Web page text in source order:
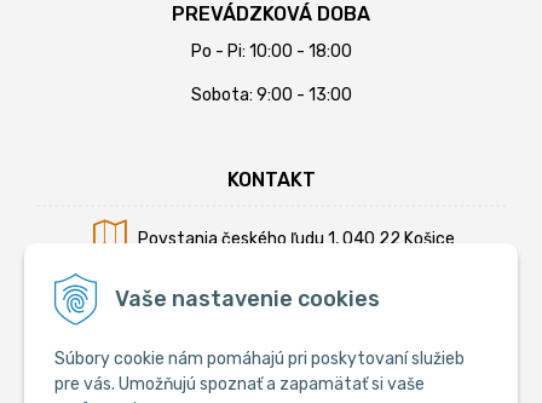
Vaše nastavenie cookies
Súbory cookie nám pomáhajú pri poskytovaní služieb
pre vás. Umožňujú spoznať a zapamätať si vaše
PREVÁDZKOVÁ DOBA
Po - Pi: 10:00 - 18:00
Sobota: 9:00 - 13:00
KONTAKT
Povstania českého ľudu 1, 040 22 Košice
Mobil:+421 902 794 355
E-mail:info@krmiva.sk